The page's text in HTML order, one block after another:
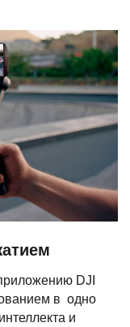
DJI
в одно
и